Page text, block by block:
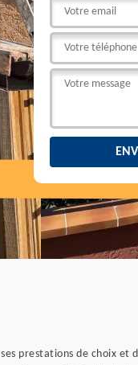
prestations de choix et